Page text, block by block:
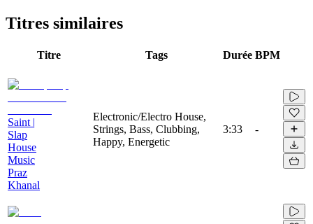
Titres similaires
Titre Tags Durée BPM
Saint |
Slap
House
Music
Praz
Khanal
Electronic/Electro House,
Strings, Bass, Clubbing,
Happy, Energetic
3:33 -